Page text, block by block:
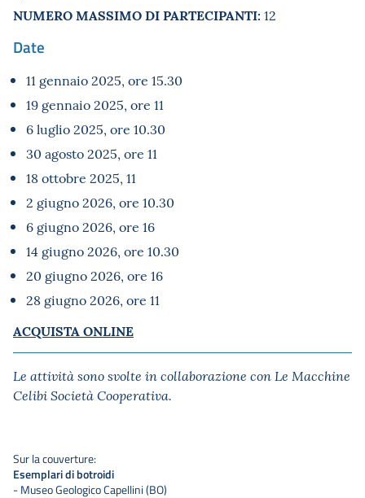
NUMERO MASSIMO DI PARTECIPANTI: 12
Date
11 gennaio 2025, ore 15.30
19 gennaio 2025, ore 11
6 luglio 2025, ore 10.30
30 agosto 2025, ore 11
18 ottobre 2025, 11
2 giugno 2026, ore 10.30
6 giugno 2026, ore 16
14 giugno 2026, ore 10.30
20 giugno 2026, ore 16
28 giugno 2026, ore 11
ACQUISTA ONLINE
Le attività sono svolte in collaborazione con Le Macchine
Celibi Società Cooperativa.
Sur la couverture:
Esemplari di botroidi
- Museo Geologico Capellini (BO)